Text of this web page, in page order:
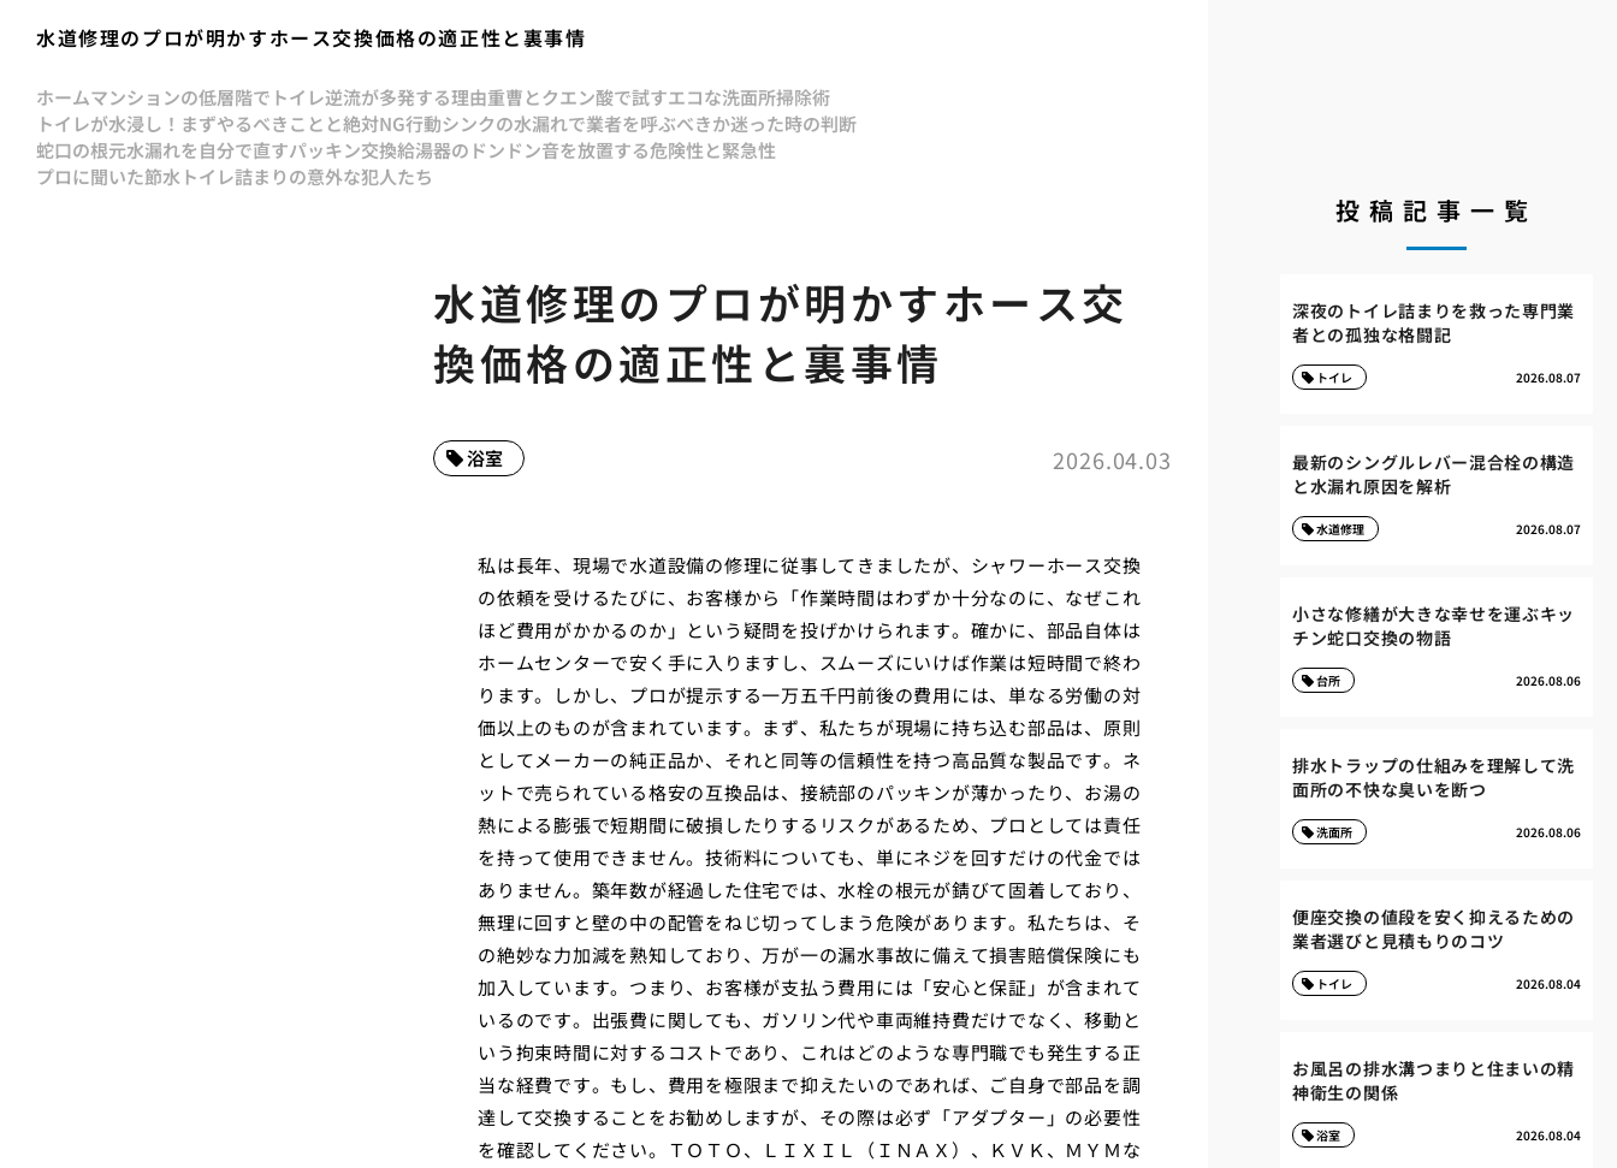
水道修理のプロが明かすホース交換価格の適正性と裏事情
ホームマンションの低層階でトイレ逆流が多発する理由重曹とクエン酸で試すエコな洗面所掃除術
トイレが水浸し！まずやるべきことと絶対NG行動シンクの水漏れで業者を呼ぶべきか迷った時の判断
蛇口の根元水漏れを自分で直すパッキン交換給湯器のドンドン音を放置する危険性と緊急性
プロに聞いた節水トイレ詰まりの意外な犯人たち
水道修理のプロが明かすホース交
換価格の適正性と裏事情
2026.04.03
浴室
私は長年、現場で水道設備の修理に従事してきましたが、シャワーホース交換
の依頼を受けるたびに、お客様から「作業時間はわずか十分なのに、なぜこれ
ほど費用がかかるのか」という疑問を投げかけられます。確かに、部品自体は
ホームセンターで安く手に入りますし、スムーズにいけば作業は短時間で終わ
ります。しかし、プロが提示する一万五千円前後の費用には、単なる労働の対
価以上のものが含まれています。まず、私たちが現場に持ち込む部品は、原則
としてメーカーの純正品か、それと同等の信頼性を持つ高品質な製品です。ネ
ットで売られている格安の互換品は、接続部のパッキンが薄かったり、お湯の
熱による膨張で短期間に破損したりするリスクがあるため、プロとしては責任
を持って使用できません。技術料についても、単にネジを回すだけの代金では
ありません。築年数が経過した住宅では、水栓の根元が錆びて固着しており、
無理に回すと壁の中の配管をねじ切ってしまう危険があります。私たちは、そ
の絶妙な力加減を熟知しており、万が一の漏水事故に備えて損害賠償保険にも
加入しています。つまり、お客様が支払う費用には「安心と保証」が含まれて
いるのです。出張費に関しても、ガソリン代や車両維持費だけでなく、移動と
いう拘束時間に対するコストであり、これはどのような専門職でも発生する正
当な経費です。もし、費用を極限まで抑えたいのであれば、ご自身で部品を調
達して交換することをお勧めしますが、その際は必ず「アダプター」の必要性
を確認してください。ＴＯＴＯ、ＬＩＸＩＬ（ＩＮＡＸ）、ＫＶＫ、ＭＹＭな
投稿記事一覧
深夜のトイレ詰まりを救った専門業
者との孤独な格闘記
2026.08.07
トイレ
最新のシングルレバー混合栓の構造
と水漏れ原因を解析
2026.08.07
水道修理
小さな修繕が大きな幸せを運ぶキッ
チン蛇口交換の物語
2026.08.06
台所
排水トラップの仕組みを理解して洗
面所の不快な臭いを断つ
2026.08.06
洗面所
便座交換の値段を安く抑えるための
業者選びと見積もりのコツ
2026.08.04
トイレ
お風呂の排水溝つまりと住まいの精
神衛生の関係
2026.08.04
浴室